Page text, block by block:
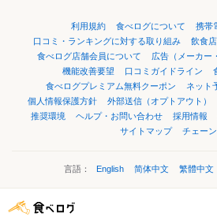
利用規約 食べログについて
携帯
口コミ・ランキングに対する取り組み
飲食
食べログ店舗会員について
広告（メーカー
機能改善要望
口コミガイドライン
食べログプレミアム無料クーポン
ネット
個人情報保護方針
外部送信（オプトアウト）
推奨環境
ヘルプ・お問い合わせ 採用情報
サイトマップ
チェー
言語： English 简体中文 繁體中文